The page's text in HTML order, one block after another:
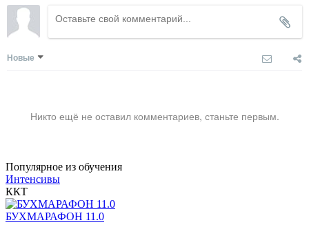
Новые
Никто ещё не оставил комментариев, станьте первым.
Популярное из обучения
Интенсивы
ККТ
БУХМАРАФОН 11.0